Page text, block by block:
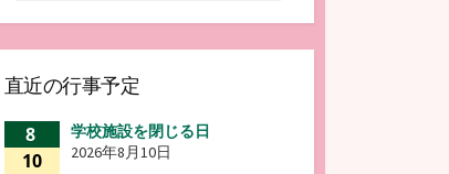
直近の行事予定
8
10
学校施設を閉じる日
2026年8月10日